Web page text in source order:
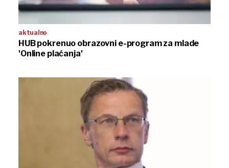
aktualno
HUB pokrenuo obrazovni e-program za mlade
'Online plaćanja'